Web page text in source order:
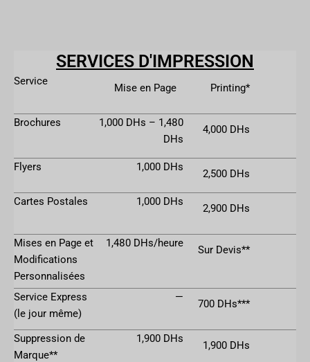
SERVICES D'IMPRESSION
Service
Mise en Page Printing*
Brochures
1,000 DHs – 1,480
DHs
4,000 DHs
Flyers 1,000 DHs
2,500 DHs
Cartes Postales 1,000 DHs
2,900 DHs
Mises en Page et
Modifications
Personnalisées
1,480 DHs/heure
Sur Devis**
Service Express
(le jour même)
—
700 DHs***
Suppression de
Marque**
1,900 DHs
1,900 DHs